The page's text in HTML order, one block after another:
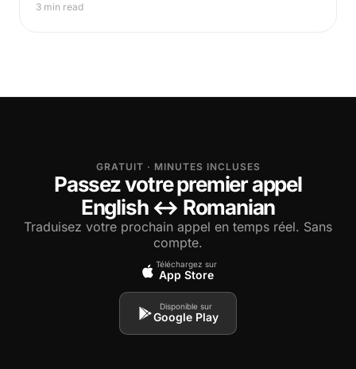
3 min read
GRATUIT · MINUTES INCLUSES
Passez votre premier appel
English ↔ Romanian
Traduisez votre prochain appel en temps réel. Sans
compte.
Téléchargez sur
App Store
Disponible sur
Google Play